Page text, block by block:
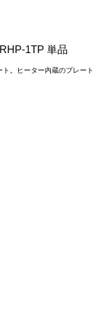
1TP 単品
。ヒーター内蔵のプレ